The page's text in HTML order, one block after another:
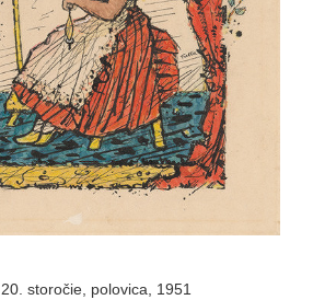
20. storočie, polovica, 1951